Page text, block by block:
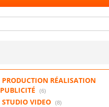
PRODUCTION RÉALISATION
PUBLICITÉ
(6)
STUDIO VIDEO (8)